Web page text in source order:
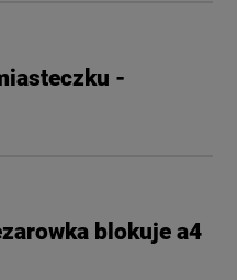
-
blokuje a4